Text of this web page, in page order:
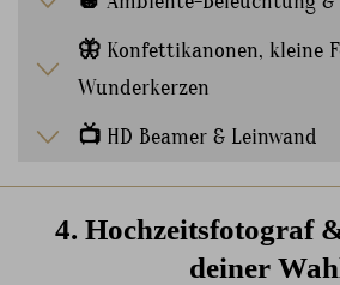
🦋 Konfettikanonen, kleine
Wunderkerzen
📺 HD Beamer & Leinwand
4. Hochzeitsfotograf
deiner